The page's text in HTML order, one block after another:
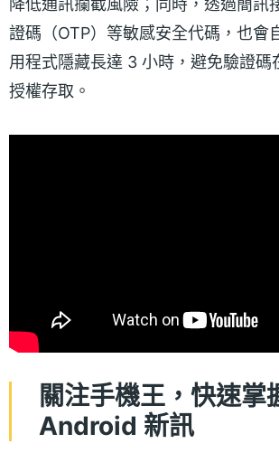
降低通訊攔截風險；同時，透過簡訊
證碼（OTP）等敏感安全代碼，也會
用程式隱藏長達 3 小時，避免驗證碼
授權存取。
關注手機王，快速掌
Android 新訊